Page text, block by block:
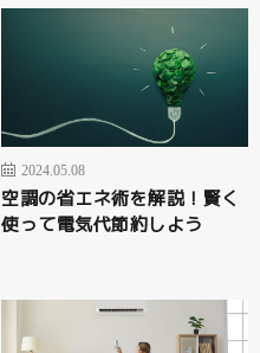
2024.05.08
空調の省エネ術を解説！賢く
使って電気代節約しよう